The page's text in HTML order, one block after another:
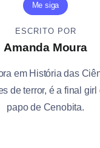
Me siga
ESCRITO POR
Amanda Moura
em História das
de terror, é a final
papo de Cenobita.